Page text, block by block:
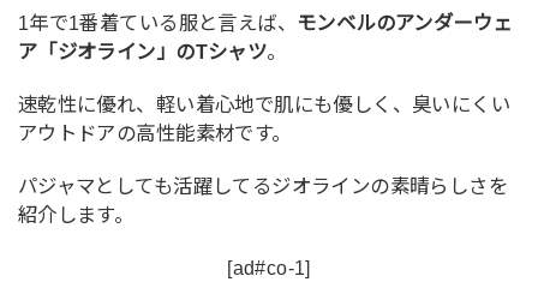
1年で1番着ている服と言えば、
モンベルのアンダーウェ
ア「ジオライン」のTシャツ。
速乾性に優れ、軽い着心地で肌にも優しく、臭いにくい
アウトドアの高性能素材です。
パジャマとしても活躍してるジオラインの素晴らしさを
紹介します。
[ad#co-1]